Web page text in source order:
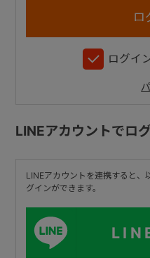
ログイ
LINEアカウントでロ
LINEアカウントを連携すると、
グインができます。